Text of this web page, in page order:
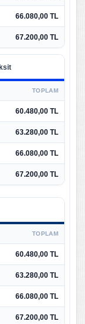
66.080,00 TL
67.200,00 TL
TOPLAM
60.480,00 TL
63.280,00 TL
66.080,00 TL
67.200,00 TL
TOPLAM
60.480,00 TL
63.280,00 TL
66.080,00 TL
67.200,00 TL